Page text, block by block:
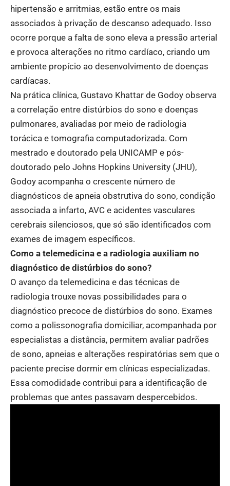
hipertensão e arritmias, estão entre os mais
associados à privação de descanso adequado. Isso
ocorre porque a falta de sono eleva a pressão arterial
e provoca alterações no ritmo cardíaco, criando um
ambiente propício ao desenvolvimento de doenças
cardíacas.
Na prática clínica, Gustavo Khattar de Godoy observa
a correlação entre distúrbios do sono e doenças
pulmonares, avaliadas por meio de radiologia
torácica e tomografia computadorizada. Com
mestrado e doutorado pela UNICAMP e pós-
doutorado pelo Johns Hopkins University (JHU),
Godoy acompanha o crescente número de
diagnósticos de apneia obstrutiva do sono, condição
associada a infarto, AVC e acidentes vasculares
cerebrais silenciosos, que só são identificados com
exames de imagem específicos.
Como a telemedicina e a radiologia auxiliam no
diagnóstico de distúrbios do sono?
O avanço da telemedicina e das técnicas de
radiologia trouxe novas possibilidades para o
diagnóstico precoce de distúrbios do sono. Exames
como a polissonografia domiciliar, acompanhada por
especialistas a distância, permitem avaliar padrões
de sono, apneias e alterações respiratórias sem que o
paciente precise dormir em clínicas especializadas.
Essa comodidade contribui para a identificação de
problemas que antes passavam despercebidos.